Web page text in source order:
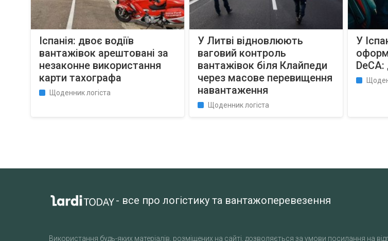
Іспанія: двоє водіїв
вантажівок арештовані за
незаконне використання
карти тахографа
Щоденник логіста
У Литві відновлюють
ваговий контроль
вантажівок біля Клайпеди
через масове перевищення
навантаження
Щоденник логіста
У
DeCA:
- все про логістику та вантажоперевезення
Використання будь-яких матеріалів, розміщених на сайті, дозволяється за умови посилання на